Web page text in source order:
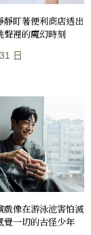
靜盯著便利商店透出
聲裡的魔幻時刻
日
戲像在游泳池害怕滅
覺一切的古怪少年